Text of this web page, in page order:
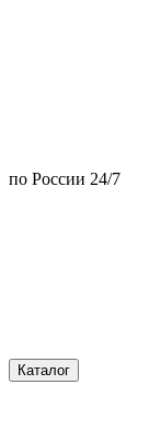
по России 24/7
Каталог